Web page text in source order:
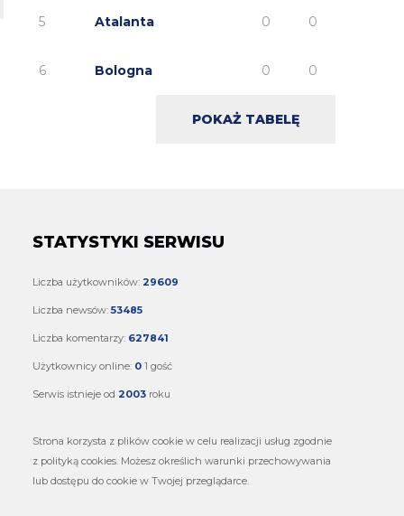
5 Atalanta 0 0
6 Bologna 0 0
POKAŻ TABELĘ
STATYSTYKI SERWISU
Liczba użytkowników: 29609
Liczba newsów: 53485
Liczba komentarzy: 627841
Użytkownicy online: 0 1 gość
Serwis istnieje od 2003 roku
Strona korzysta z plików cookie w celu realizacji usług zgodnie
z polityką cookies. Możesz określich warunki przechowywania
lub dostępu do cookie w Twojej przeglądarce.